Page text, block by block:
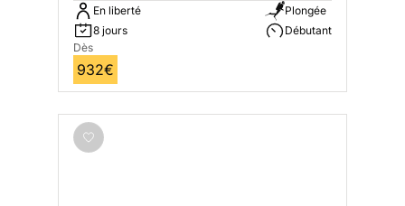
En liberté
8 jours
Plongée
Débutant
Dès
932€